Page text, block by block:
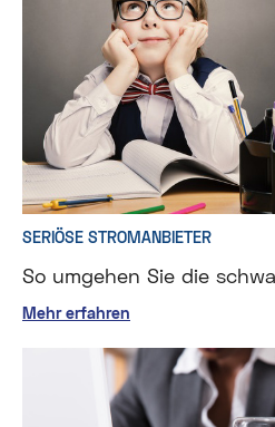
SERIÖSE STROMANBIETER
So umgehen Sie die
Mehr erfahren